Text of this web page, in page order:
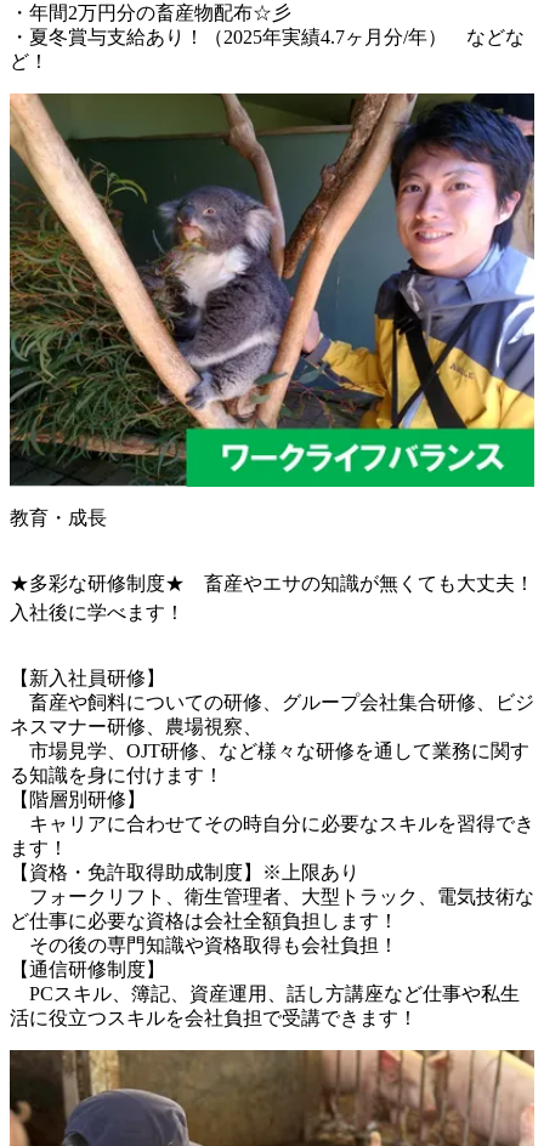
・年間2万円分の畜産物配布☆彡
・夏冬賞与支給あり！（2025年実績4.7ヶ月分/年）　などな
ど！
教育・成長
★多彩な研修制度★ 畜産やエサの知識が無くても大丈夫！
入社後に学べます！
【新入社員研修】
畜産や飼料についての研修、グループ会社集合研修、ビジ
ネスマナー研修、農場視察、
市場見学、OJT研修、など様々な研修を通して業務に関す
る知識を身に付けます！
【階層別研修】
キャリアに合わせてその時自分に必要なスキルを習得でき
ます！
【資格・免許取得助成制度】※上限あり
フォークリフト、衛生管理者、大型トラック、電気技術な
ど仕事に必要な資格は会社全額負担します！
その後の専門知識や資格取得も会社負担！
【通信研修制度】
PCスキル、簿記、資産運用、話し方講座など仕事や私生